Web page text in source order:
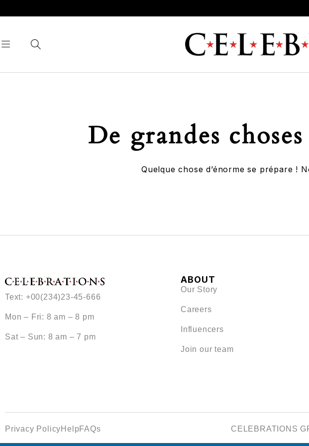
De grandes
Quelque chose d’énorme se prépare !
Text: +00(234)23-45-666
Mon – Fri: 8 am – 8 pm
Sat – Sun: 8 am – 7 pm
ABOUT
Our Story
Careers
Influencers
Join our team
Privacy Policy HelpFAQs CELEBRATIONS